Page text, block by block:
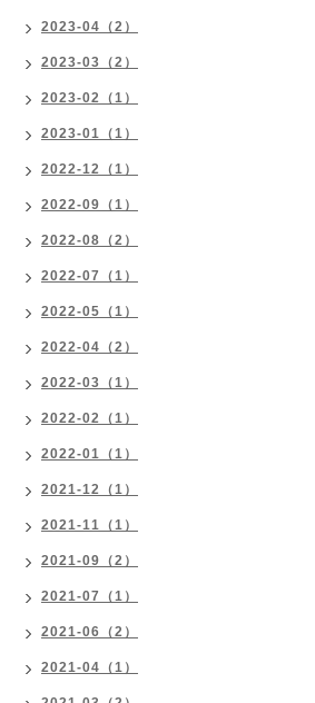
2023-04（2）
2023-03（2）
2023-02（1）
2023-01（1）
2022-12（1）
2022-09（1）
2022-08（2）
2022-07（1）
2022-05（1）
2022-04（2）
2022-03（1）
2022-02（1）
2022-01（1）
2021-12（1）
2021-11（1）
2021-09（2）
2021-07（1）
2021-06（2）
2021-04（1）